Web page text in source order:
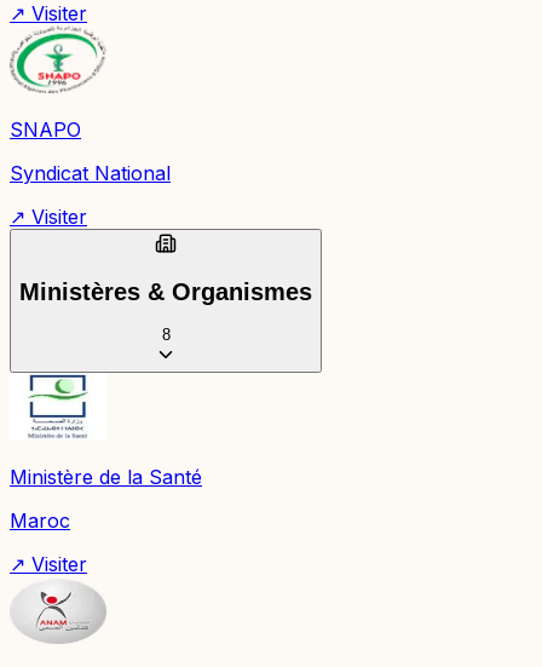
↗ Visiter
SNAPO
Syndicat National
↗ Visiter
Ministères & Organismes
8
Ministère de la Santé
Maroc
↗ Visiter